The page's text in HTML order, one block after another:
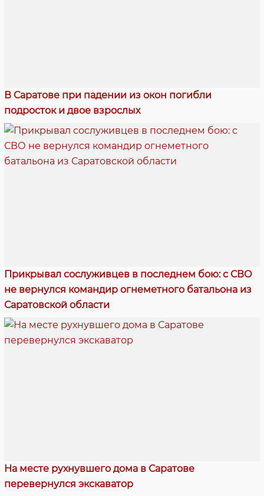
В Саратове при падении из окон погибли
подросток и двое взрослых
Прикрывал сослуживцев в последнем бою: с СВО
не вернулся командир огнеметного батальона из
Саратовской области
На месте рухнувшего дома в Саратове
перевернулся экскаватор